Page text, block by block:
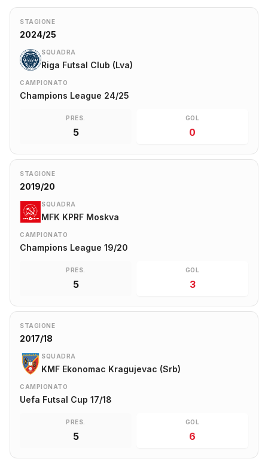
STAGIONE
2024/25
SQUADRA
Riga Futsal Club (Lva)
CAMPIONATO
Champions League 24/25
PRES.
5
GOL
0
STAGIONE
2019/20
SQUADRA
MFK KPRF Moskva
CAMPIONATO
Champions League 19/20
PRES.
5
GOL
3
STAGIONE
2017/18
SQUADRA
KMF Ekonomac Kragujevac (Srb)
CAMPIONATO
Uefa Futsal Cup 17/18
PRES.
5
GOL
6